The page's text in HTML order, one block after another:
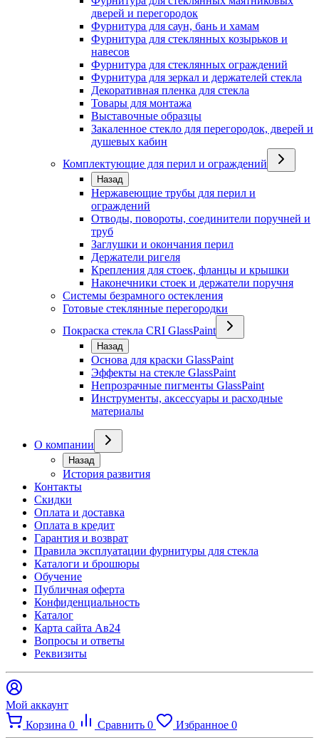
дверей и перегородок
Фурнитура для саун, бань и хамам
Фурнитура для стеклянных козырьков и
навесов
Фурнитура для стеклянных ограждений
Фурнитура для зеркал и держателей стекла
Декоративная пленка для стекла
Товары для монтажа
Выставочные образцы
Закаленное стекло для перегородок, дверей и
душевых кабин
Комплектующие для перил и ограждений
Назад
Нержавеющие трубы для перил и
ограждений
Отводы, повороты, соединители поручней и
труб
Заглушки и окончания перил
Держатели ригеля
Крепления для стоек, фланцы и крышки
Наконечники стоек и держатели поручня
Системы безрамного остекления
Готовые стеклянные перегородки
Покраска стекла CRI GlassPaint
Назад
Основа для краски GlassPaint
Эффекты на стекле GlassPaint
Непрозрачные пигменты GlassPaint
Инструменты, аксессуары и расходные
материалы
О компании
Назад
История развития
Контакты
Скидки
Оплата и доставка
Оплата в кредит
Гарантия и возврат
Правила эксплуатации фурнитуры для стекла
Каталоги и брошюры
Обучение
Публичная оферта
Конфиденциальность
Каталог
Карта сайта Ав24
Вопросы и ответы
Реквизиты
Мой аккаунт
Корзина 0 Сравнить 0 Избранное 0